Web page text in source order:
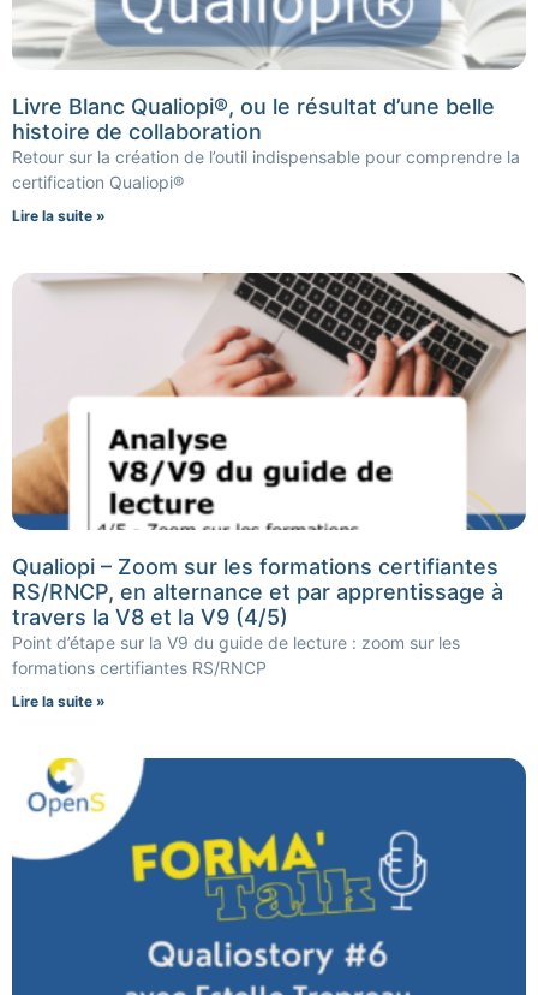
Livre Blanc Qualiopi®, ou le résultat d’une belle
histoire de collaboration
Retour sur la création de l’outil indispensable pour comprendre la
certification Qualiopi®
Lire la suite »
Qualiopi – Zoom sur les formations certifiantes
RS/RNCP, en alternance et par apprentissage à
travers la V8 et la V9 (4/5)
Point d’étape sur la V9 du guide de lecture : zoom sur les
formations certifiantes RS/RNCP
Lire la suite »